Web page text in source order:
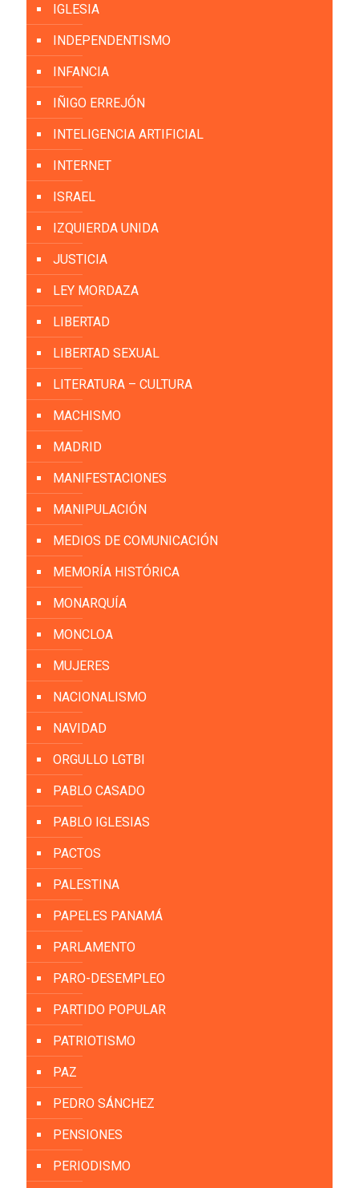
IGLESIA
INDEPENDENTISMO
INFANCIA
IÑIGO ERREJÓN
INTELIGENCIA ARTIFICIAL
INTERNET
ISRAEL
IZQUIERDA UNIDA
JUSTICIA
LEY MORDAZA
LIBERTAD
LIBERTAD SEXUAL
LITERATURA – CULTURA
MACHISMO
MADRID
MANIFESTACIONES
MANIPULACIÓN
MEDIOS DE COMUNICACIÓN
MEMORÍA HISTÓRICA
MONARQUÍA
MONCLOA
MUJERES
NACIONALISMO
NAVIDAD
ORGULLO LGTBI
PABLO CASADO
PABLO IGLESIAS
PACTOS
PALESTINA
PAPELES PANAMÁ
PARLAMENTO
PARO-DESEMPLEO
PARTIDO POPULAR
PATRIOTISMO
PAZ
PEDRO SÁNCHEZ
PENSIONES
PERIODISMO